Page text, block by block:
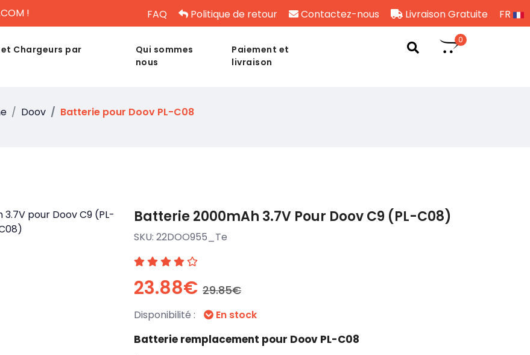
! FAQ Politique de retour Contactez-nous Livraison Gratuite FR
Chargeurs par
Qui sommes
nous
Paiement et
livraison
0
Doov Batterie pour Doov PL-C08
Batterie 2000mAh 3.7V Pour Doov C9 (PL-C08)
SKU: 22DOO955_Te
23.88€ 29.85€
Disponibilité : En stock
Batterie remplacement pour Doov PL-C08